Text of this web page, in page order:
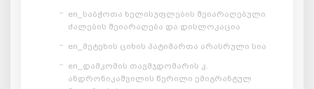
en_საბჭოთა ხელისუფლების შეიარაღებული
ძალების შეიარაღება და დისლოკაცია
en_მეტეხის ციხის პატიმართა არასრული სია
en_დამკომის თავმჯდომარის კ.
ანდრონიკაშვილის წერილი ემიგრანტულ